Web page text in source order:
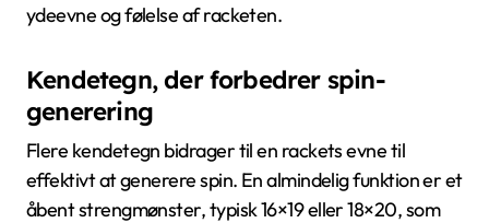
ydeevne og følelse af racketen.
Kendetegn, der forbedrer spin-
generering
Flere kendetegn bidrager til en rackets evne til
effektivt at generere spin. En almindelig funktion er et
åbent strengmønster, typisk 16×19 eller 18×20, som